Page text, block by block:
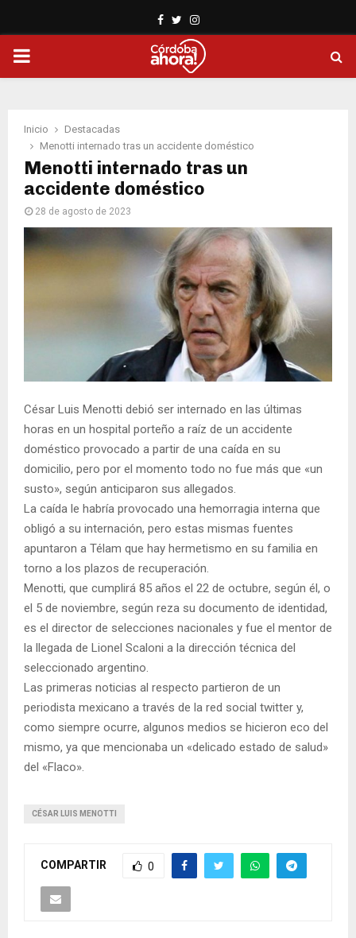
Facebook
TwitterInstagram
PRIMARY
Inicio
Destacadas
Menotti internado tras un accidente doméstico
Menotti internado tras un
accidente doméstico
28 de agosto de 2023
César Luis Menotti debió ser internado en las últimas
horas en un hospital porteño a raíz de un accidente
doméstico provocado a partir de una caída en su
domicilio, pero por el momento todo no fue más que «un
susto», según anticiparon sus allegados.
La caída le habría provocado una hemorragia interna que
obligó a su internación, pero estas mismas fuentes
apuntaron a Télam que hay hermetismo en su familia en
torno a los plazos de recuperación.
Menotti, que cumplirá 85 años el 22 de octubre, según él, o
el 5 de noviembre, según reza su documento de identidad,
es el director de selecciones nacionales y fue el mentor de
la llegada de Lionel Scaloni a la dirección técnica del
seleccionado argentino.
Las primeras noticias al respecto partieron de un
periodista mexicano a través de la red social twitter y,
como siempre ocurre, algunos medios se hicieron eco del
mismo, ya que mencionaba un «delicado estado de salud»
del «Flaco».
CÉSAR LUIS MENOTTI
COMPARTIR 0